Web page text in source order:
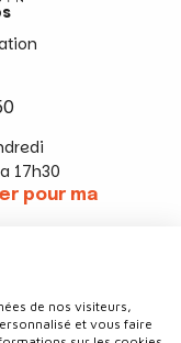
17h30
pour ma
de nos visiteurs,
et vous faire